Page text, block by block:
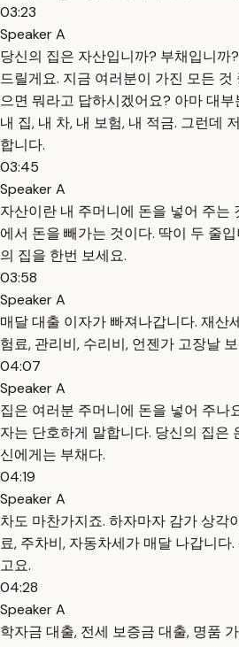
03:23
Speaker A
당신의 집은 자산입니까? 부채입니까
드릴게요. 지금 여러분이 가진 모든
으면 뭐라고 답하시겠어요? 아마 대
내 집, 내 차, 내 보험, 내 적금. 그런데
합니다.
03:45
Speaker A
자산이란 내 주머니에 돈을 넣어 주는
에서 돈을 빼가는 것이다. 딱이 두 줄
의 집을 한번 보세요.
03:58
Speaker A
매달 대출 이자가 빠져나갑니다. 재산
험료, 관리비, 수리비, 언젠가 고장날
04:07
Speaker A
집은 여러분 주머니에 돈을 넣어 주나
자는 단호하게 말합니다. 당신의 집은
신에게는 부채다.
04:19
Speaker A
차도 마찬가지죠. 하자마자 감가 상각
료, 주차비, 자동차세가 매달 나갑니다
고요.
04:28
Speaker A
학자금 대출, 전세 보증금 대출, 명품